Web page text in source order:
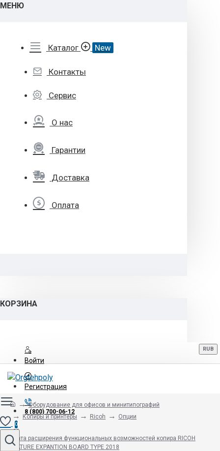
МЕНЮ
Каталог New
Контакты
Сервис
О нас
Гарантии
Доставка
Оплата
КОРЗИНА
Войти
Регистрация
8 (800) 700-06-12
RUB
0
Оборудование для офисов и минитипографий
Копиры и принтеры
Ricoh Опции
Плата расширения функциональных возможностей копира RICOH
FEATURE EXPANTION BOARD TYPE 2018